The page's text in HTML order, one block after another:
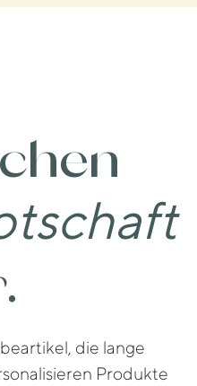
die lange
Produkte